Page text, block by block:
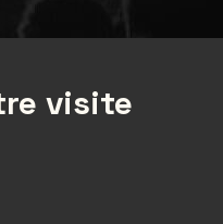
visite